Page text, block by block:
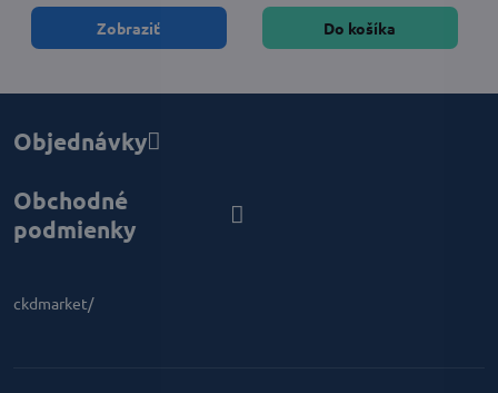
Zobraziť Do košíka
Objednávky
Obchodné
podmienky
ckdmarket/